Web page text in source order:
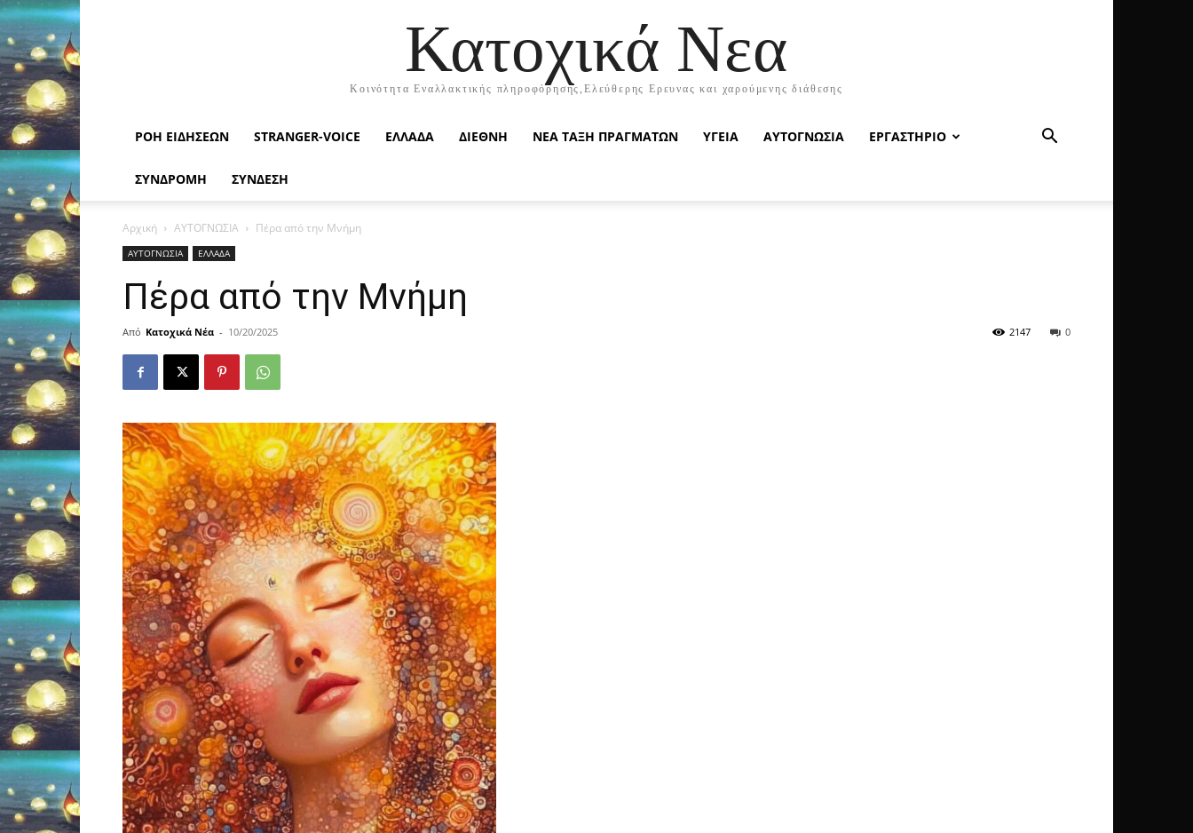
Κατοχικά Νεα
Κοινότητα Εναλλακτικής πληροφόρησης,Ελεύθερης Ερευνας και χαρούμενης διάθεσης
ΡΟΉ ΕΙΔΉΣΕΩΝ STRANGER-VOICE ΕΛΛΑΔΑ ΔΙΕΘΝΗ ΝΕΑ ΤΑΞΗ ΠΡΑΓΜΑΤΩΝ ΥΓΕΙΑ ΑΥΤΟΓΝΩΣΙΑ ΕΡΓΑΣΤΗΡΙΟ
ΣΥΝΔΡΟΜΗ ΣΥΝΔΕΣΗ
Αρχική ΑΥΤΟΓΝΩΣΙΑ Πέρα από την Μνήμη
ΑΥΤΟΓΝΩΣΙΑ ΕΛΛΑΔΑ
Πέρα από την Μνήμη
Από Κατοχικά Νέα - 10/20/2025 0
2147